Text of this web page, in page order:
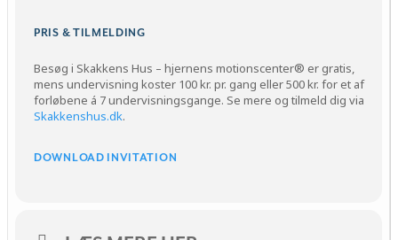
PRIS & TILMELDING
Besøg i Skakkens Hus – hjernens motionscenter® er gratis,
mens undervisning koster 100 kr. pr. gang eller 500 kr. for et af
forløbene á 7 undervisningsgange. Se mere og tilmeld dig via
Skakkenshus.dk.
DOWNLOAD INVITATION